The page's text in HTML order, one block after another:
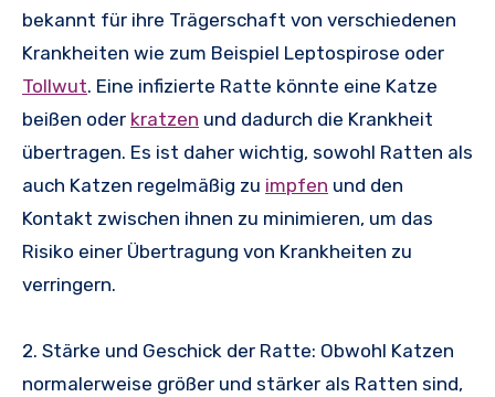
bekannt für ihre Trägerschaft von verschiedenen
Krankheiten wie zum Beispiel Leptospirose oder
Tollwut. Eine infizierte Ratte könnte eine Katze
beißen oder kratzen und dadurch die Krankheit
übertragen. Es ist daher wichtig, sowohl Ratten als
auch Katzen regelmäßig zu impfen und den
Kontakt zwischen ihnen zu minimieren, um das
Risiko einer Übertragung von Krankheiten zu
verringern.
2. Stärke und Geschick der Ratte: Obwohl Katzen
normalerweise größer und stärker als Ratten sind,